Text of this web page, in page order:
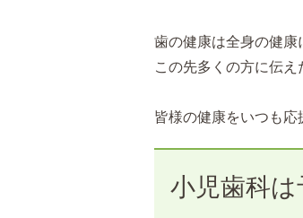
歯の健康は全身の健康
この先多くの方に伝え
皆様の健康をいつも応
小児歯科は